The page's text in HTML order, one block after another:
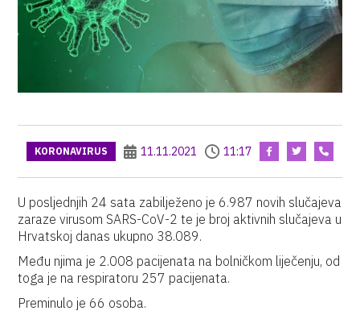
KORONAVIRUS 11.11.2021 11:17
U posljednjih 24 sata zabilježeno je 6.987 novih slučajeva
zaraze virusom SARS-CoV-2 te je broj aktivnih slučajeva u
Hrvatskoj danas ukupno 38.089.
Među njima je 2.008 pacijenata na bolničkom liječenju, od
toga je na respiratoru 257 pacijenata.
Preminulo je 66 osoba.